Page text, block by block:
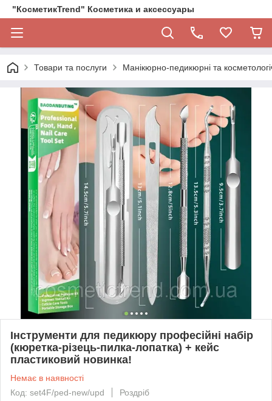
"КосметикTrend" Косметика и аксессуары
Товари та послуги Манікюрно-педикюрні та
Інструменти для педикюру професійні набір
(кюретка-різець-пилка-лопатка) + кейс
пластиковий новинка!
Немає в наявності
Код: set4F/ped-new/upd
Роздріб